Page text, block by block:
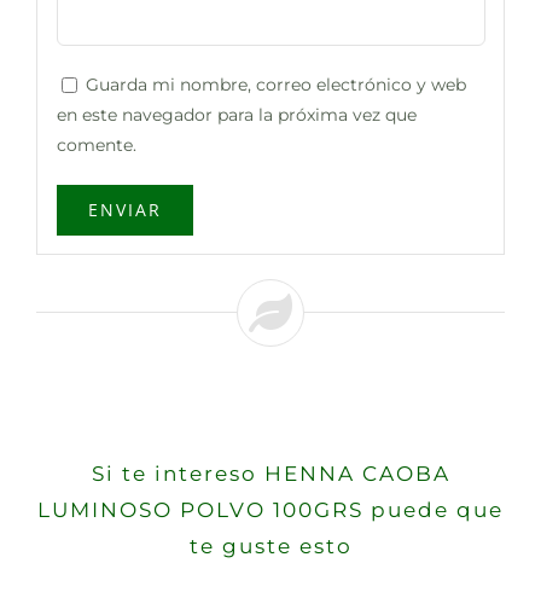
Guarda mi nombre, correo electrónico y web
en este navegador para la próxima vez que
comente.
Si te intereso HENNA CAOBA
LUMINOSO POLVO 100GRS puede que
te guste esto